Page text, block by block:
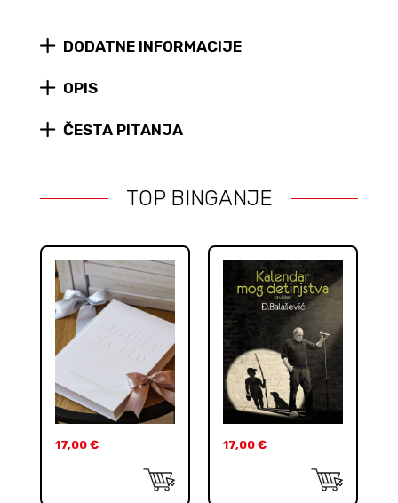
DODATNE INFORMACIJE
OPIS
ČESTA PITANJA
TOP BINGANJE
17,00 € 17,00 €